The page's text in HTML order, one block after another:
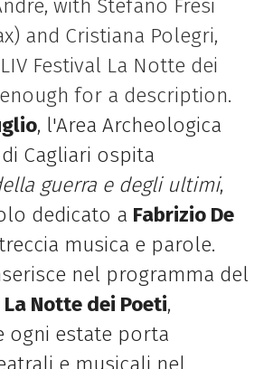
with Stefano Fresi
and Cristiana Polegri,
Festival La Notte dei
for a description.
, l'Area Archeologica
Cagliari ospita
guerra e degli ultimi,
dedicato a Fabrizio De
musica e parole.
nel programma del
La Notte dei Poeti,
ogni estate porta
e musicali nel